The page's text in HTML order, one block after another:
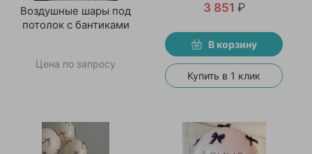
Воздушные шары под
потолок с бантиками
Цена по запросу
3 851 ₽
В корзину
Купить в 1 клик